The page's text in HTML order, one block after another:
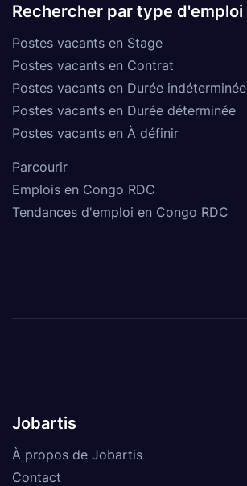
Rechercher par type d'emploi
Postes vacants en Stage
Postes vacants en Contrat
Postes vacants en Durée indéterminée
Postes vacants en Durée déterminée
Postes vacants en À définir
Parcourir
Emplois en Congo RDC
Tendances d'emploi en Congo RDC
Jobartis
À propos de Jobartis
Contact